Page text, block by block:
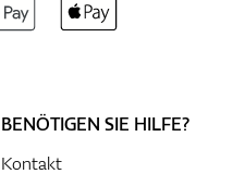
BENÖTIGEN SIE HILFE?
Kontakt